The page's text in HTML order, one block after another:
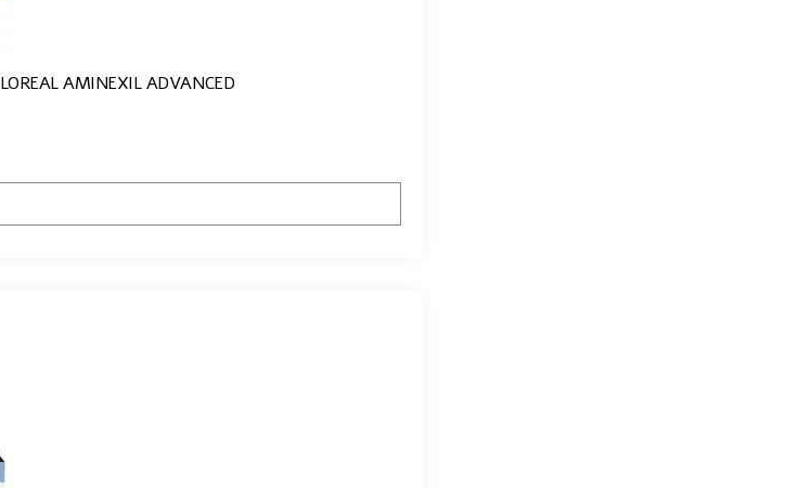
LOREAL AMINEXIL ADVANCED אמינקסיל אדוונסד | אמפולות נגד נשירה לשיער דליל | 10 יחידות